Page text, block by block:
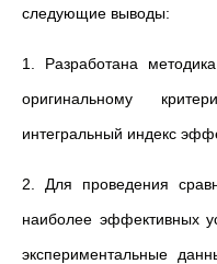
следующие выводы:
1. Разработана
оригинальному
интегральный индекс
2. Для проведения
наиболее эффективных
экспериментальные